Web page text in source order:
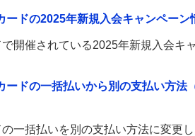
ードの2025年新規入会キャンペーン
開催されている2025年新規入会キ
ードの一括払いから別の支払い方
一括払いを別の支払い方法に変更